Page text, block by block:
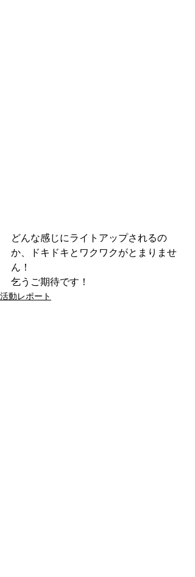
どんな感じにライトアップされるの
か、ドキドキとワクワクがとまりませ
ん！
乞うご期待です！
活動レポート